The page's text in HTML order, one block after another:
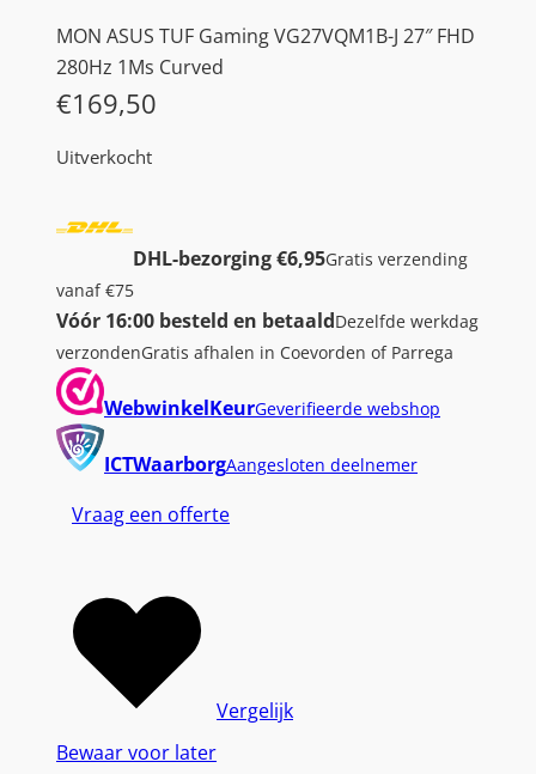
MON ASUS TUF Gaming VG27VQM1B-J 27″ FHD
280Hz 1Ms Curved
€169,50
Uitverkocht
DHL-bezorging €6,95Gratis verzending
vanaf €75
Vóór 16:00 besteld en betaaldDezelfde werkdag
verzondenGratis afhalen in Coevorden of Parrega
WebwinkelKeurGeverifieerde webshop
ICTWaarborgAangesloten deelnemer
Vraag een offerte
Bewaar voor later
Vergelijk